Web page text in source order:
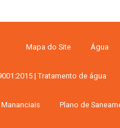
Mapa do Site Água
| Tratamento de água
Mananciais Plano de